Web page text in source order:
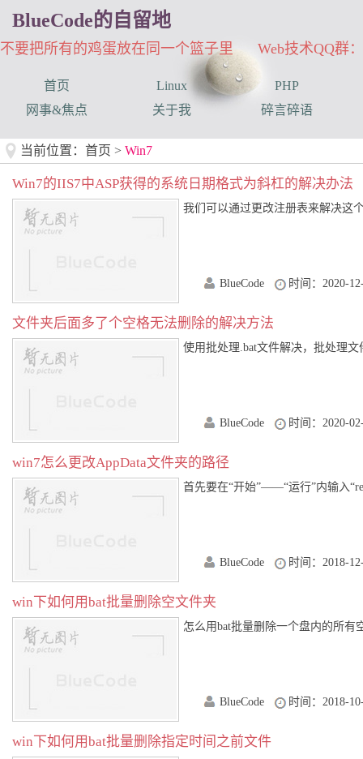
BlueCode的自留地
不要把所有的鸡蛋放在同一个篮子里 Web技术QQ群：
首页 Linux
PHP
网事&焦点
关于我 碎言碎语
当前位置： 首页 > Win7
Win7的IIS7中ASP获得的系统日期格式为斜杠的解决办法
我们可以通过更改注册表来解决这
BlueCode 时间：2020-
文件夹后面多了个空格无法删除的解决方法
使用批处理.bat文件解决，批处理
BlueCode 时间：2020-
win7怎么更改AppData文件夹的路径
首先要在“开始”——“运行”内输入
BlueCode 时间：2018-
win下如何用bat批量删除空文件夹
怎么用bat批量删除一个盘内的所有
BlueCode 时间：2018-
win下如何用bat批量删除指定时间之前文件